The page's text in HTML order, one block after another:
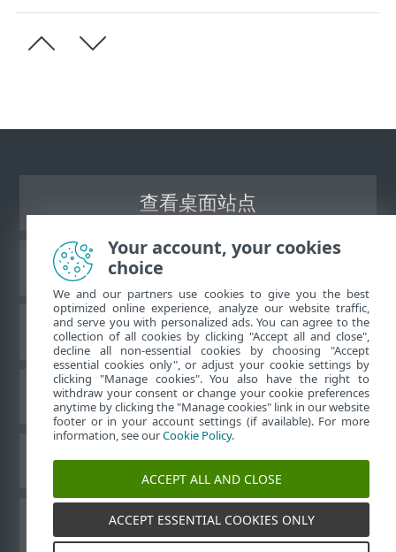
查看桌面站点
ESET 知识库
ESET 论坛
区域支持
管理 Cookie
其他 ESET 产品
Your account, your cookies
choice
We and our partners use cookies to give you the best
optimized online experience, analyze our website traffic,
and serve you with personalized ads. You can agree to the
collection of all cookies by clicking "Accept all and close",
decline all non-essential cookies by choosing "Accept
essential cookies only", or adjust your cookie settings by
clicking "Manage cookies". You also have the right to
withdraw your consent or change your cookie preferences
anytime by clicking the "Manage cookies" link in our website
footer or in your account settings (if available). For more
information, see ourCookie Policy.
ACCEPT ALL AND CLOSE
ACCEPT ESSENTIAL COOKIES ONLY